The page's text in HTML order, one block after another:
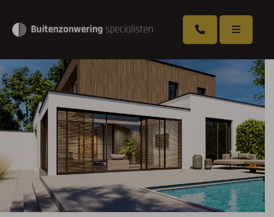
Overkappingen
Zonneschermen
Rolluiken
Screens
Markiezen